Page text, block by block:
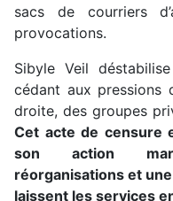
sacs de courriers
provocations.
Sibyle Veil
cédant aux pressions
droite, des groupes
Cet acte de censure
son action
réorganisations et
laissent les services